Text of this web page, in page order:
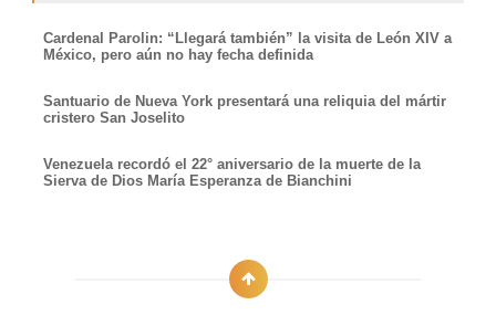
Cardenal Parolin: “Llegará también” la visita de León XIV a
México, pero aún no hay fecha definida
Santuario de Nueva York presentará una reliquia del mártir
cristero San Joselito
Venezuela recordó el 22° aniversario de la muerte de la
Sierva de Dios María Esperanza de Bianchini